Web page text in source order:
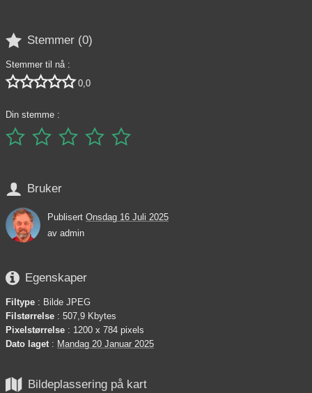
 Stemmer (0)
Stemmer til nå :
 0,0
Din stemme :
    
 Bruker
Publisert Onsdag 16 Juli 2025
av admin
 Egenskaper
Filtype : Bilde JPEG
Filstørrelse : 507,9 Kbytes
Pixelstørrelse : 1200 x 784 pixels
Dato laget : Mandag 20 Januar 2025
 Bildeplassering på kart